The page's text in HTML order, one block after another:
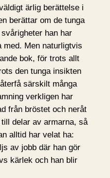
ärlig berättelse i
berättar om de tunga
han har
Men naturligtvis
bok, för trots allt
den tunga insikten
särskilt många
verkligen har
från bröstet och neråt
delar av armarna, så
alltid har velat ha:
av jobb där han gör
kärlek och han blir